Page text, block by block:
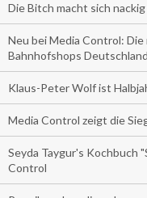
Die Bitch macht sich
Neu bei Media Control:
Bahnhofshops
Klaus-Peter Wolf ist
Media Control zeigt die
Seyda Taygur's Kochbuch
Control